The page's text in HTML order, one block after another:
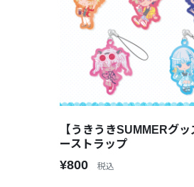
【うきうきSUMMERグ
ーストラップ
¥800 税込